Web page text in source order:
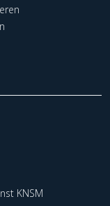
KNSM